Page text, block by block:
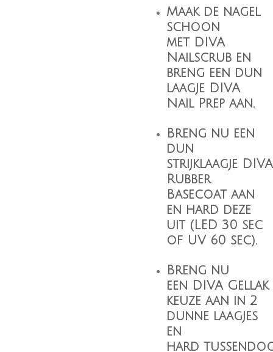
Maak de nagel
schoon
met DIVA
Nailscrub en
breng een dun
laagje DIVA
Nail Prep aan.
Breng nu een
dun
strijklaagje DIVA
Rubber
Basecoataan
en hard deze
uit (LED 30 sec
of UV 60 sec).
Breng nu
een DIVA Gellak
keuze aan in 2
dunne laagjes
en
hard